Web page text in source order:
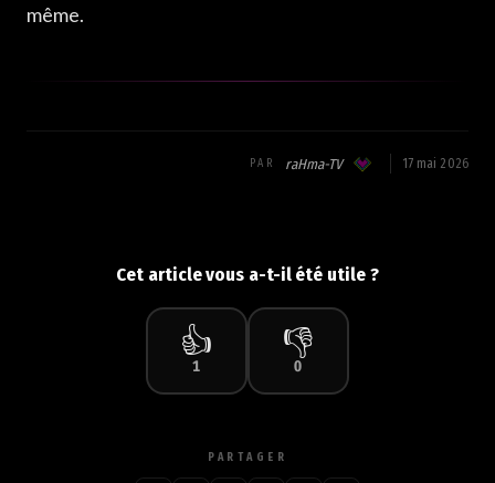
même.
PAR raHma-TV 17 mai 2026
Cet article vous a-t-il été utile ?
👍
1
👎
0
PARTAGER